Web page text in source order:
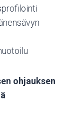
ohjauksen